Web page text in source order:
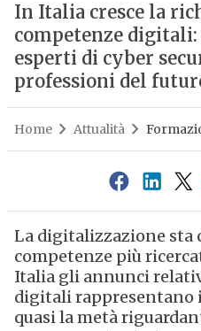
In Italia cresce la
competenze
esperti di cyber
professioni del
Home Attualità
La digitalizzazione sta
competenze più
Italia gli annunci
digitali rappresentano
quasi la metà